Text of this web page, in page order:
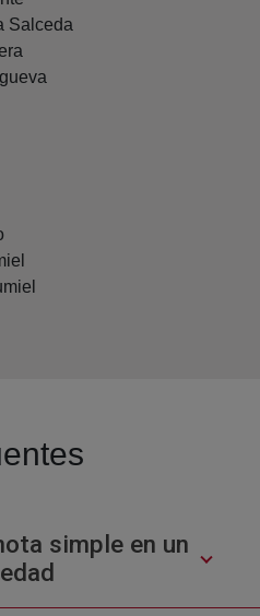
Salceda
simple en un